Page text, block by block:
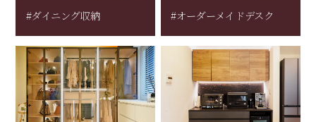
#ダイニング収納 #オーダーメイドデスク